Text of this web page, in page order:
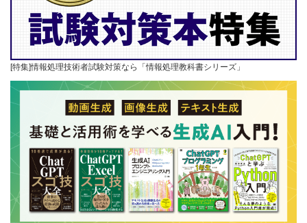
[特集]情報処理技術者試験対策なら「情報処理教科書シリーズ」